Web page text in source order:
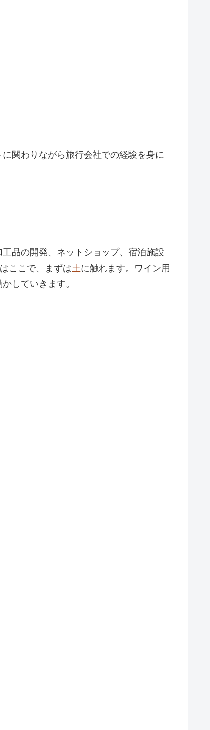
関わりながら旅行会社での経験を身に
品の開発、ネットショップ、宿泊施設
ここで、まずは土に触れます。ワイン用
していきます。